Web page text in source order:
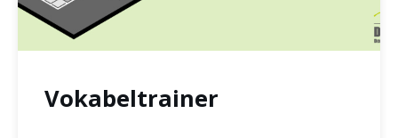
Vokabeltrainer